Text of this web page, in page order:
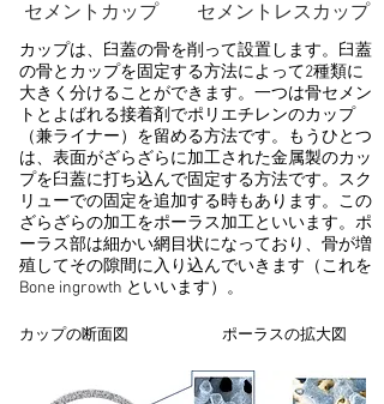
セメントカップ セメントレスカップ
カップは、臼蓋の骨を削って設置します。臼蓋
の骨とカップを固定する方法によって2種類に
大きく分けることができます。一つは骨セメン
トとよばれる接着剤でポリエチレンのカップ
（兼ライナー）を留める方法です。もうひとつ
は、表面がざらざらに加工された金属製のカッ
プを臼蓋に打ち込んで固定する方法です。スク
リューでの固定を追加する時もあります。この
ざらざらの加工をポーラス加工といいます。ポ
ーラス部は細かい網目状になっており、骨が増
殖してその隙間に入り込んでいきます（これを
Bone ingrowth といいます）。
​カップの断面図 ポーラスの拡大図